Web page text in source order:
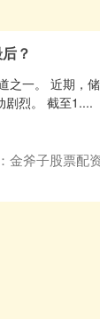
？
之一。 近期，
剧烈。 截至1....
金斧子股票配